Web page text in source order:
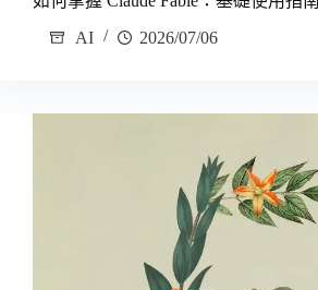
AI
2026/07/06